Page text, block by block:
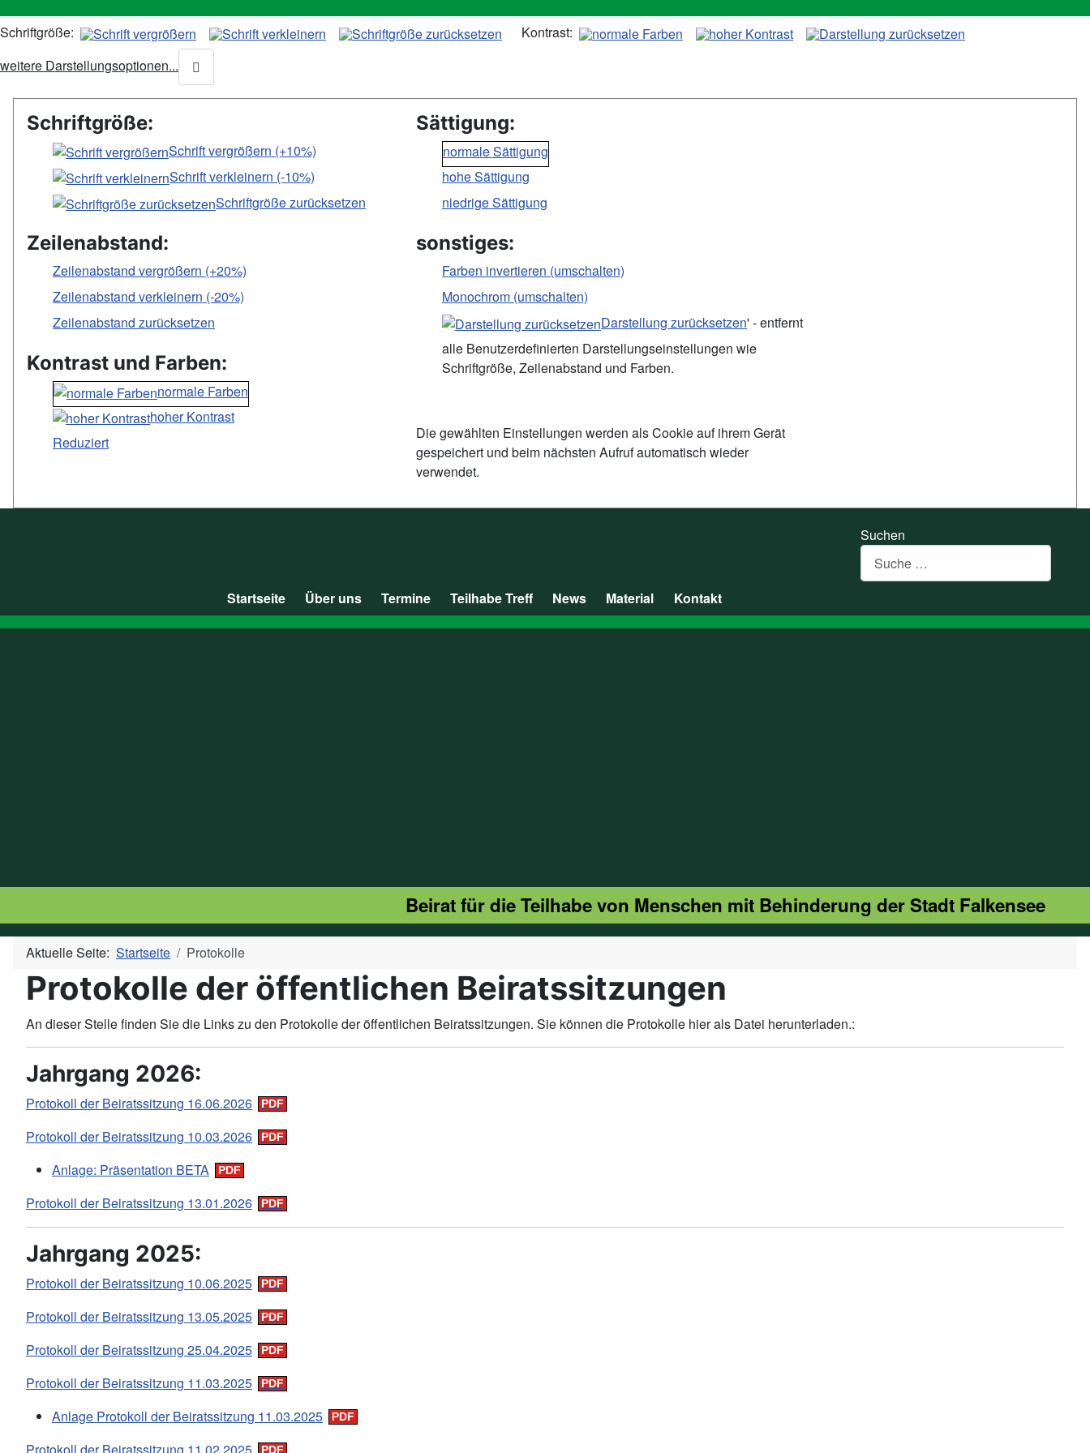
Schriftgröße:
Kontrast:
weitere Darstellungsoptionen...
Schriftgröße:
Schrift vergrößern (+10%)
Schrift verkleinern (-10%)
Schriftgröße zurücksetzen
Zeilenabstand:
Zeilenabstand vergrößern (+20%)
Zeilenabstand verkleinern (-20%)
Zeilenabstand zurücksetzen
Kontrast und Farben:
normale Farben
hoher Kontrast
Reduziert
Sättigung:
normale Sättigung
hohe Sättigung
niedrige Sättigung
sonstiges:
Farben invertieren (umschalten)
Monochrom (umschalten)
Darstellung zurücksetzen' - entfernt
alle Benutzerdefinierten Darstellungseinstellungen wie
Schriftgröße, Zeilenabstand und Farben.
Die gewählten Einstellungen werden als Cookie auf ihrem Gerät
gespeichert und beim nächsten Aufruf automatisch wieder
verwendet.
Startseite Über uns Termine Teilhabe Treff News Material Kontakt
Suchen
Beirat für die Teilhabe von Menschen mit Behinderung der Stadt Falkensee
Aktuelle Seite: Startseite Protokolle
Protokolle der öffentlichen Beiratssitzungen
An dieser Stelle finden Sie die Links zu den Protokolle der öffentlichen Beiratssitzungen. Sie können die Protokolle hier als Datei herunterladen.:
Jahrgang 2026:
Protokoll der Beiratssitzung 16.06.2026
Protokoll der Beiratssitzung 10.03.2026
Anlage: Präsentation BETA
Protokoll der Beiratssitzung 13.01.2026
Jahrgang 2025:
Protokoll der Beiratssitzung 10.06.2025
Protokoll der Beiratssitzung 13.05.2025
Protokoll der Beiratssitzung 25.04.2025
Protokoll der Beiratssitzung 11.03.2025
Anlage Protokoll der Beiratssitzung 11.03.2025
Protokoll der Beiratssitzung 11.02.2025